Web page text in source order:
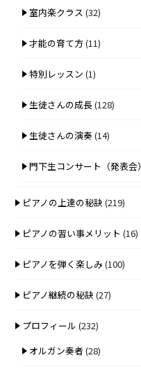
室内楽クラス (32)
才能の育て方 (11)
特別レッスン (1)
生徒さんの成長(128)
生徒さんの演奏(14)
門下生コンサート（発表会）
ピアノの上達の秘訣 (219)
ピアノの習い事メリット (16)
ピアノを弾く楽しみ(100)
ピアノ継続の秘訣 (27)
プロフィール (232)
オルガン奏者 (28)